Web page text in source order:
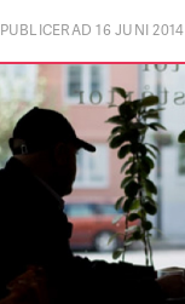
PUBLICERAD 16 JUNI 2014